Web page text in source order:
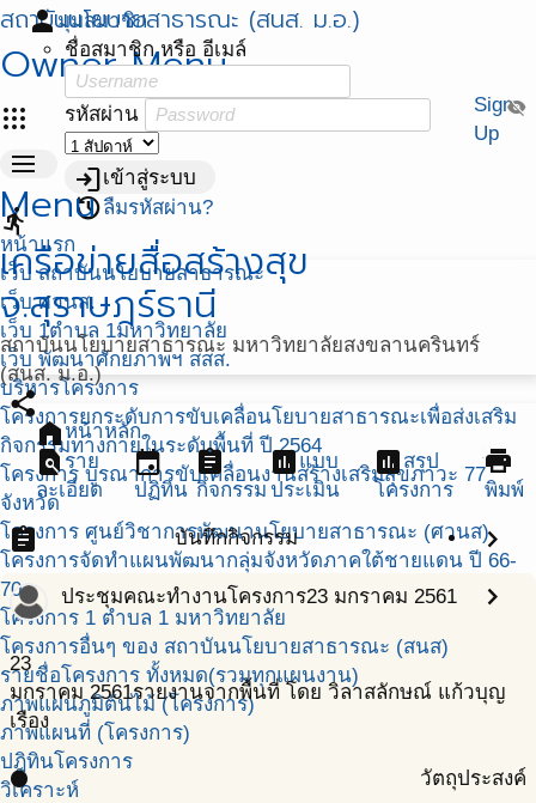
สถาบันนโยบายสาธารณะ (สนส. ม.อ.)
Owner Menu
apps
personมุมสมาชิก
ชื่อสมาชิก หรือ อีเมล์
รหัสผ่าน visibility_off
loginเข้าสู่ระบบ
restoreลืมรหัสผ่าน?
Sign
Up
menu
Menu
หน้าแรก
เว็บ สถาบันนโยบายสาธารณะ
เว็บ ศวนส.
เว็บ 1ตำบล 1มหาวิทยาลัย
เว็บ พัฒนาศักยภาพฯ สสส.
บริหารโครงการ
โครงการยกระดับการขับเคลื่อนโยบายสาธารณะเพื่อส่งเสริม
กิจกรรมทางกายในระดับพื้นที่ ปี 2564
โครงการ บูรณาการขับเคลื่อนงานสร้างเสริมสุขภาวะ 77
จังหวัด
โครงการ ศูนย์วิชาการพัฒนานโยบายสาธารณะ (ศวนส)
โครงการจัดทำแผนพัฒนากลุ่มจังหวัดภาคใต้ชายแดน ปี 66-
70
โครงการ 1 ตำบล 1 มหาวิทยาลัย
โครงการอื่นๆ ของ สถาบันนโยบายสาธารณะ (สนส)
รายชื่อโครงการ ทั้งหมด(รวมทุกแผนงาน)
ภาพแผนภูมิต้นไม้ (โครงการ)
ภาพแผนที่ (โครงการ)
ปฎิทินโครงการ
วิเคราะห์
directions_run
เครือข่ายสื่อสร้างสุข
จ.สุราษฎร์ธานี
สถาบันนโยบายสาธารณะ มหาวิทยาลัยสงขลานครินทร์
(สนส. ม.อ.)
share
homeหน้าหลัก
find_in_pageราย
ละเอียด
event
ปฏิทิน
assignment
กิจกรรม
assessmentแบบ
ประเมิน
assessmentสรุป
โครงการ
print
พิมพ์
assignment บันทึกกิจกรรม chevron_right
ประชุมคณะทำงานโครงการ23 มกราคม 2561 chevron_right
23
มกราคม 2561รายงานจากพื้นที่ โดย วิลาสลักษณ์ แก้วบุญ
เรือง
circle
วัตถุประสงค์